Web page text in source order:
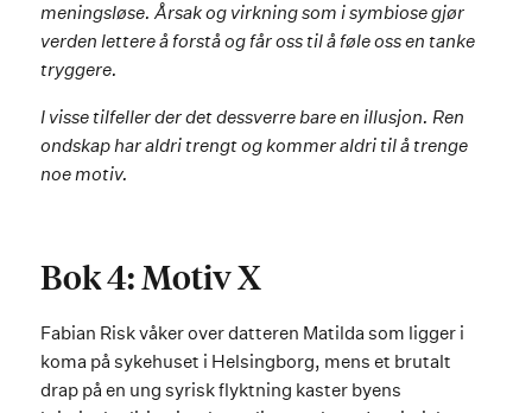
meningsløse. Årsak og virkning som i symbiose gjør
verden lettere å forstå og får oss til å føle oss en tanke
tryggere.
I visse tilfeller der det dessverre bare en illusjon. Ren
ondskap har aldri trengt og kommer aldri til å trenge
noe motiv.
Bok 4: Motiv X
Fabian Risk våker over datteren Matilda som ligger i
koma på sykehuset i Helsingborg, mens et brutalt
drap på en ung syrisk flyktning kaster byens